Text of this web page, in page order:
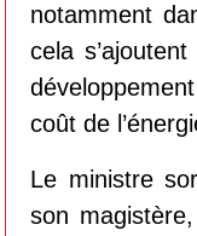
notamment
cela
coût de
Le ministre
son